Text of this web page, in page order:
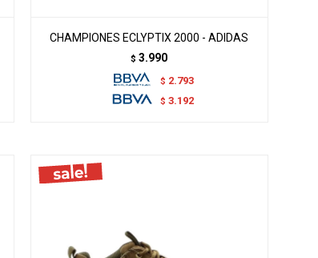
CHAMPIONES ECLYPTIX 2000 - ADIDAS
$ 3.990
$ 2.793
$ 3.192